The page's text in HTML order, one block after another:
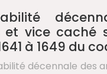
et vice caché
à 1649 du
décennale des